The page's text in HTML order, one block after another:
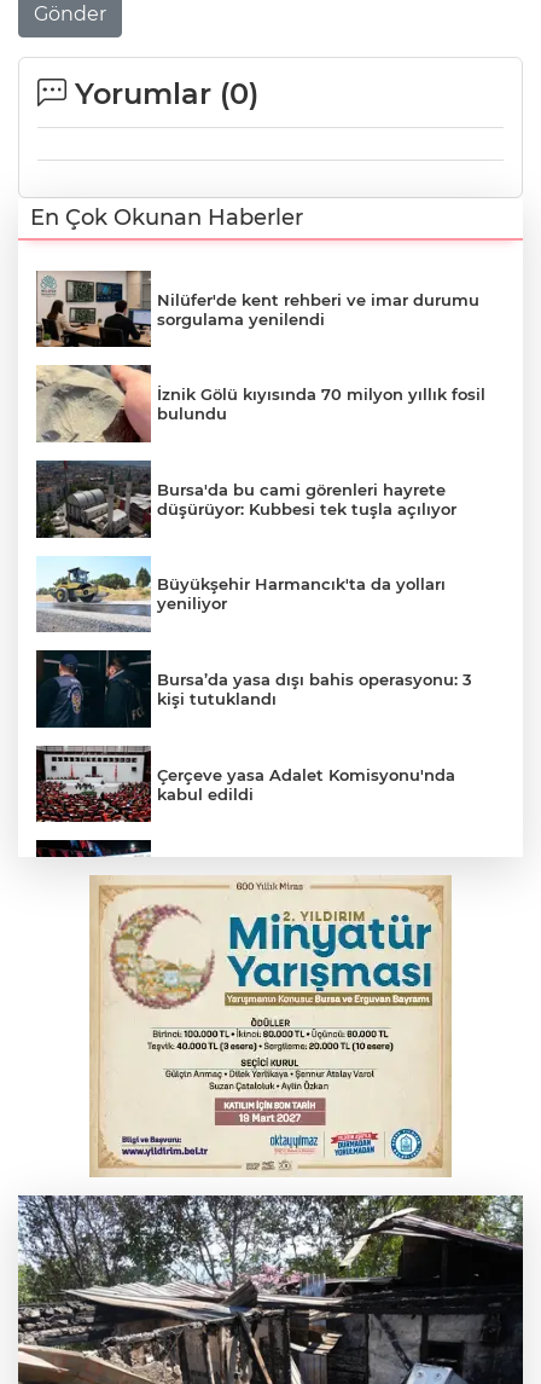
Gönder
Yorumlar (0)
En Çok Okunan Haberler
Nilüfer'de kent rehberi ve imar durumu
sorgulama yenilendi
İznik Gölü kıyısında 70 milyon yıllık fosil
bulundu
Bursa'da bu cami görenleri hayrete
düşürüyor: Kubbesi tek tuşla açılıyor
Büyükşehir Harmancık'ta da yolları
yeniliyor
Bursa’da yasa dışı bahis operasyonu: 3
kişi tutuklandı
Çerçeve yasa Adalet Komisyonu'nda
kabul edildi
Fetih coşkusu Keles'e taşındı
İnegöl’de yangın paniği! Apartmana
sıçrayan alevler söndürüldü
6. Perseid Meteor Yağmuru Gözlem
Etkinliği Karacabey'de gökyüzü
tutkunlarını buluşturacak
Serbest piyasada döviz fiyatları